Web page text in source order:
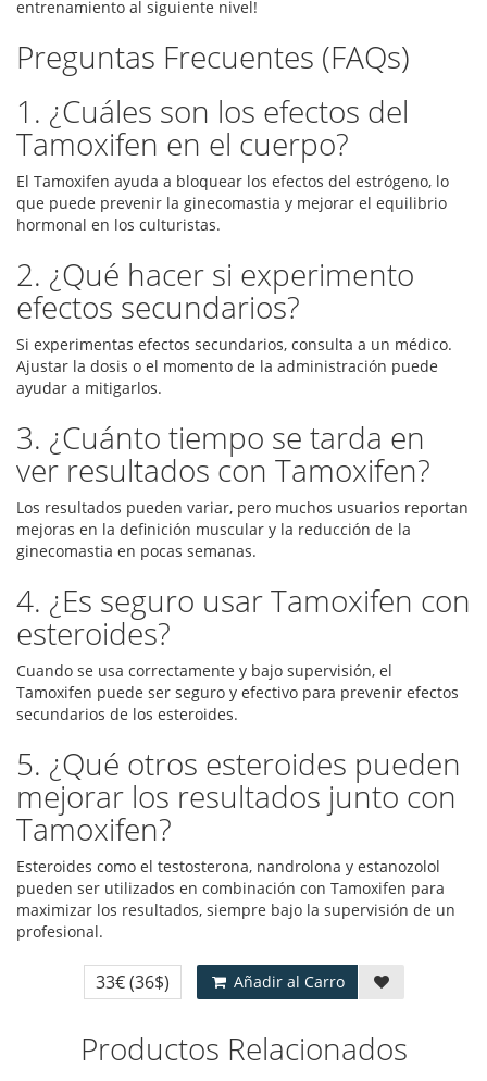
entrenamiento al siguiente nivel!
Preguntas Frecuentes (FAQs)
1. ¿Cuáles son los efectos del
Tamoxifen en el cuerpo?
El Tamoxifen ayuda a bloquear los efectos del estrógeno, lo
que puede prevenir la ginecomastia y mejorar el equilibrio
hormonal en los culturistas.
2. ¿Qué hacer si experimento
efectos secundarios?
Si experimentas efectos secundarios, consulta a un médico.
Ajustar la dosis o el momento de la administración puede
ayudar a mitigarlos.
3. ¿Cuánto tiempo se tarda en
ver resultados con Tamoxifen?
Los resultados pueden variar, pero muchos usuarios reportan
mejoras en la definición muscular y la reducción de la
ginecomastia en pocas semanas.
4. ¿Es seguro usar Tamoxifen con
esteroides?
Cuando se usa correctamente y bajo supervisión, el
Tamoxifen puede ser seguro y efectivo para prevenir efectos
secundarios de los esteroides.
5. ¿Qué otros esteroides pueden
mejorar los resultados junto con
Tamoxifen?
Esteroides como el testosterona, nandrolona y estanozolol
pueden ser utilizados en combinación con Tamoxifen para
maximizar los resultados, siempre bajo la supervisión de un
profesional.
33€(36$) Añadir al Carro
Productos Relacionados